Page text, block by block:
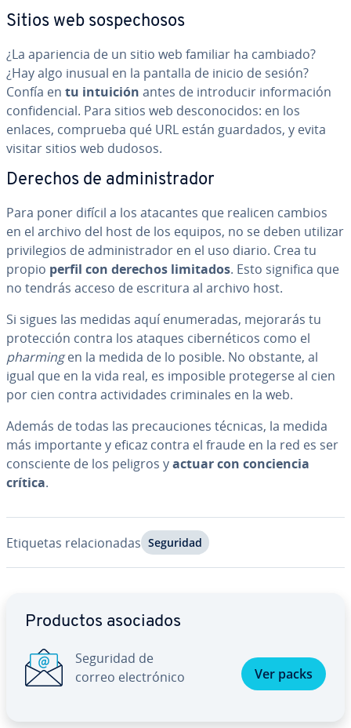
Sitios web so­s­pe­cho­sos
¿La apa­rie­n­cia de un sitio web familiar ha cambiado?
¿Hay algo inusual en la pantalla de inicio de sesión?
Confía en tu intuición antes de in­tro­du­cir in­fo­r­ma­ción
co­n­fi­de­n­cial. Para sitios web de­s­co­no­ci­dos: en los
enlaces, comprueba qué URL están guardados, y evita
visitar sitios web dudosos.
Derechos de ad­mi­ni­s­tra­dor
Para poner difícil a los atacantes que realicen cambios
en el archivo del host de los equipos, no se deben utilizar
pri­vi­le­gios de ad­mi­ni­s­tra­dor en el uso diario. Crea tu
propio perfil con derechos limitados. Esto significa que
no tendrás acceso de escritura al archivo host.
Si sigues las medidas aquí enu­me­ra­das, mejorarás tu
pro­te­c­ción contra los ataques ci­be­r­né­ti­cos como el
pharmingen la medida de lo posible. No obstante, al
igual que en la vida real, es imposible pro­te­ge­r­se al cien
por cien contra ac­ti­vi­da­des cri­mi­na­les en la web.
Además de todas las pre­cau­cio­nes técnicas, la medida
más im­po­r­ta­n­te y eficaz contra el fraude en la red es ser
co­n­s­cie­n­te de los peligros yactuar con co­n­cie­n­cia
crítica.
Etiquetas re­la­cio­na­das Seguridad
Productos asociados
Seguridad de
correo ele­c­tró­ni­co
Ver packs